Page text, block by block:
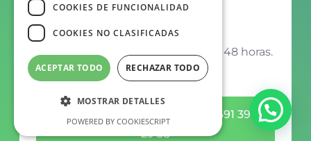
RECUPERACIÓN
durante 48 horas.
ENVIAR UN WHATSAPP AL 691 39
29 38
COOKIES DE FUNCIONALIDAD
COOKIES NO CLASIFICADAS
ACEPTAR TODO RECHAZAR TODO
MOSTRAR DETALLES
POWERED BY COOKIESCRIPT